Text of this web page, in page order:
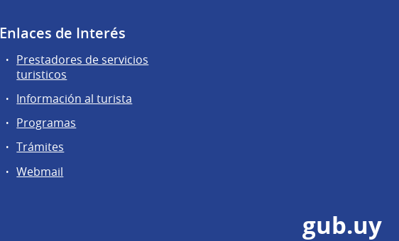
Enlaces de Interés
Prestadores de servicios
turisticos
Información al turista
Programas
Trámites
Webmail
gub.uy